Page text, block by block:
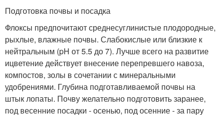
Подготовка почвы и посадка
Флоксы предпочитают среднесуглинистые плодородные,
рыхлые, влажные почвы. Слабокислые или близкие к
нейтральным (pH от 5.5 до 7). Лучше всего на развитие
ицветение действует внесение перепревшего навоза,
компостов, золы в сочетании с минеральными
удобрениями. Глубина подготавливаемой почвы на
штык лопаты. Почву желательно подготовить заранее,
под весенние посадки - осенью, под осенние - за пару